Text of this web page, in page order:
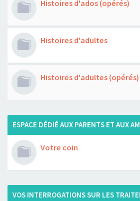
Histoires d'ados (opérés)
Histoires d'adultes
Histoires d'adultes (opérés)
ESPACE DÉDIÉ AUX PARENTS ET AUX
Votre coin
VOS INTERROGATIONS SUR LES